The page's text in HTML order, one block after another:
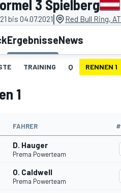
3 Spielberg
bis 04.07.2021| Red Bull Ring, AT
ErgebnisseNews
TRAINING Q RENNEN 1
1
FAHRER #
D. Hauger
Prema Powerteam
O. Caldwell
Prema Powerteam